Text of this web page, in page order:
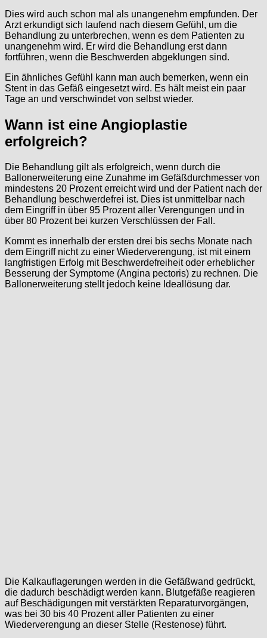
Dies wird auch schon mal als unangenehm empfunden. Der
Arzt erkundigt sich laufend nach diesem Gefühl, um die
Behandlung zu unterbrechen, wenn es dem Patienten zu
unangenehm wird. Er wird die Behandlung erst dann
fortführen, wenn die Beschwerden abgeklungen sind.
Ein ähnliches Gefühl kann man auch bemerken, wenn ein
Stent in das Gefäß eingesetzt wird. Es hält meist ein paar
Tage an und verschwindet von selbst wieder.
Wann ist eine Angioplastie
erfolgreich?
Die Behandlung gilt als erfolgreich, wenn durch die
Ballonerweiterung eine Zunahme im Gefäßdurchmesser von
mindestens 20 Prozent erreicht wird und der Patient nach der
Behandlung beschwerdefrei ist. Dies ist unmittelbar nach
dem Eingriff in über 95 Prozent aller Verengungen und in
über 80 Prozent bei kurzen Verschlüssen der Fall.
Kommt es innerhalb der ersten drei bis sechs Monate nach
dem Eingriff nicht zu einer Wiederverengung, ist mit einem
langfristigen Erfolg mit Beschwerdefreiheit oder erheblicher
Besserung der Symptome (Angina pectoris) zu rechnen. Die
Ballonerweiterung stellt jedoch keine Ideallösung dar.
Die Kalkauflagerungen werden in die Gefäßwand gedrückt,
die dadurch beschädigt werden kann. Blutgefäße reagieren
auf Beschädigungen mit verstärkten Reparaturvorgängen,
was bei 30 bis 40 Prozent aller Patienten zu einer
Wiederverengung an dieser Stelle (Restenose) führt.